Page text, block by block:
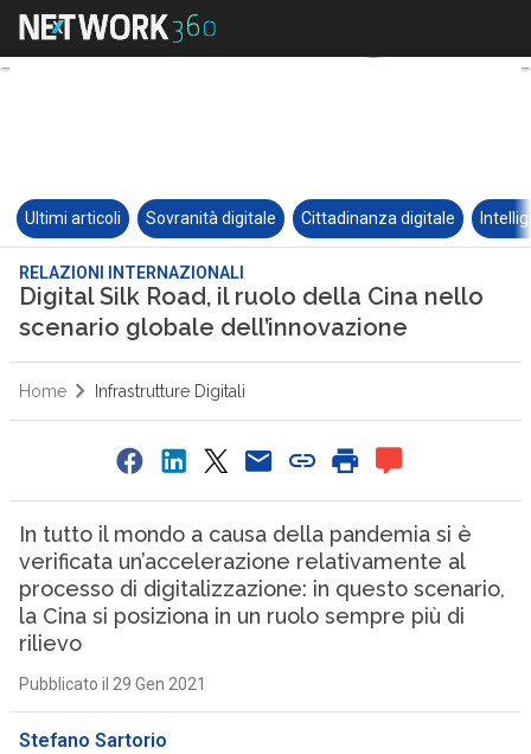
Ultimi articoli Sovranità digitale Cittadinanza digitale
RELAZIONI INTERNAZIONALI
Digital Silk Road, il ruolo della Cina nello
scenario globale dell’innovazione
Home Infrastrutture Digitali
In tutto il mondo a causa della pandemia si è
verificata un’accelerazione relativamente al
processo di digitalizzazione: in questo scenario,
la Cina si posiziona in un ruolo sempre più di
rilievo
Pubblicato il 29 Gen 2021
Stefano Sartorio